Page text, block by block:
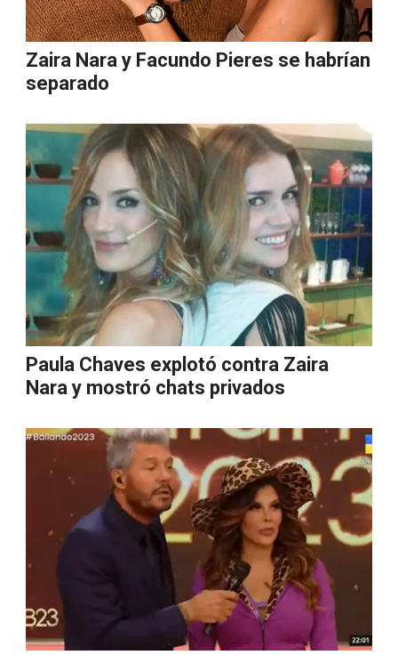
Zaira Nara y Facundo Pieres se habrían
separado
Paula Chaves explotó contra Zaira
Nara y mostró chats privados